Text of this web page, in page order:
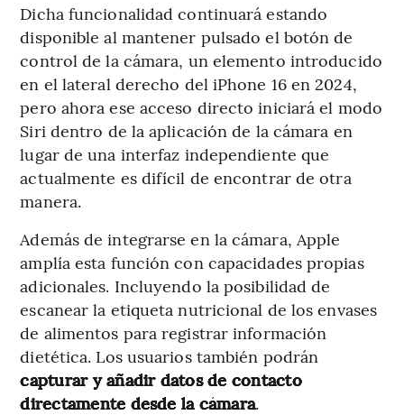
Dicha funcionalidad continuará estando
disponible al mantener pulsado el botón de
control de la cámara, un elemento introducido
en el lateral derecho del iPhone 16 en 2024,
pero ahora ese acceso directo iniciará el modo
Siri dentro de la aplicación de la cámara en
lugar de una interfaz independiente que
actualmente es difícil de encontrar de otra
manera.
Además de integrarse en la cámara, Apple
amplía esta función con capacidades propias
adicionales. Incluyendo la posibilidad de
escanear la etiqueta nutricional de los envases
de alimentos para registrar información
dietética. Los usuarios también podrán
capturar y añadir datos de contacto
directamente desde la cámara.